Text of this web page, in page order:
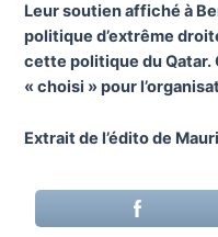
Leur soutien affiché à
politique d’extrême
cette politique du Qatar.
« choisi » pour
Extrait de l’édito de